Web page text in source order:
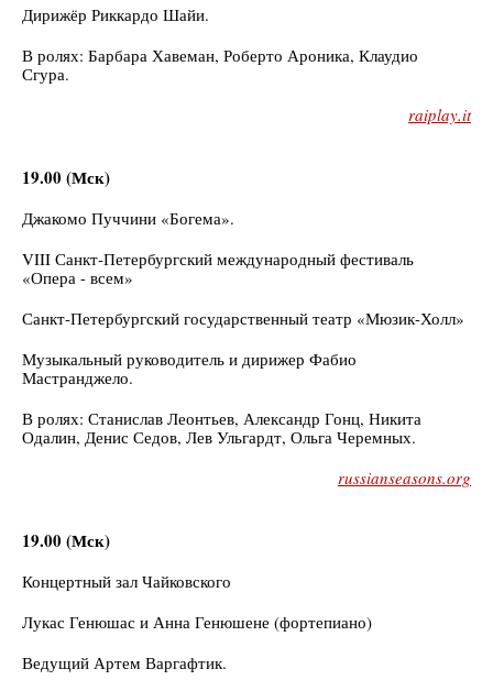
Дирижёр Риккардо Шайи.
В ролях: Барбара Хавеман, Роберто Ароника, Клаудио
Сгура.
raiplay.it
19.00 (Мск)
Джакомо Пуччини «Богема».
VIII Санкт-Петербургский международный фестиваль
«Опера - всем»
Санкт-Петербургский государственный театр «Мюзик-Холл»
Музыкальный руководитель и дирижер Фабио
Мастранджело.
В ролях: Станислав Леонтьев, Александр Гонц, Никита
Одалин, Денис Седов, Лев Ульгардт, Ольга Черемных.
russianseasons.org
19.00 (Мск)
Концертный зал Чайковского
Лукас Генюшас и Анна Генюшене (фортепиано)
Ведущий Артем Варгафтик.